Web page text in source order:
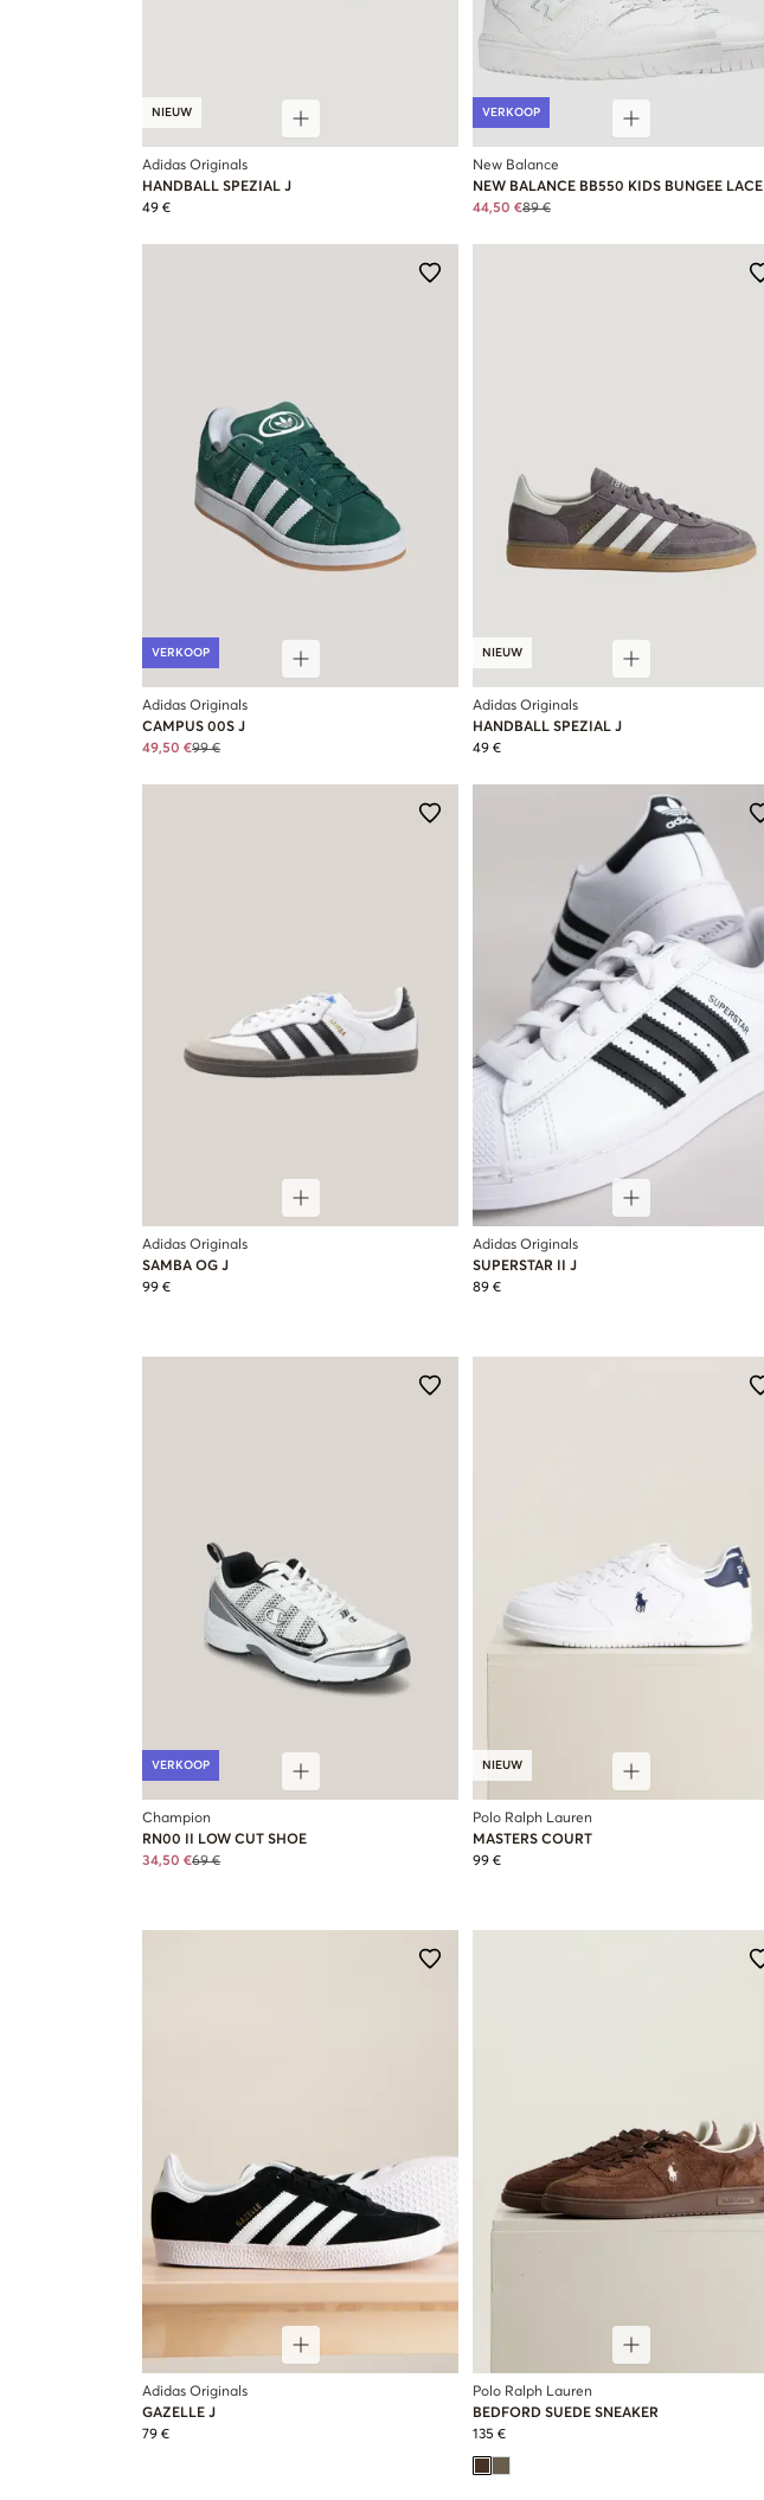
NIEUW
Adidas Originals
HANDBALL SPEZIAL J
49 €
VERKOOP
New Balance
NEW BALANCE BB550 KIDS BUNGEE LACE
44,50 €89 €
VERKOOP
Adidas Originals
CAMPUS 00S J
49,50 €99 €
NIEUW
Adidas Originals
HANDBALL SPEZIAL J
49 €
Adidas Originals
SAMBA OG J
99 €
Adidas Originals
SUPERSTAR II J
89 €
VERKOOP
Champion
RN00 II LOW CUT SHOE
34,50 €69 €
NIEUW
Polo Ralph Lauren
MASTERS COURT
99 €
Adidas Originals
GAZELLE J
79 €
Polo Ralph Lauren
BEDFORD SUEDE SNEAKER
135 €